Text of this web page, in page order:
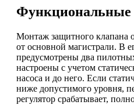
Функциональные
Монтаж защитного клапана
от основной магистрали. В
предусмотрены два
настроены с учетом
насоса и до него. Если
ниже допустимого уровня,
регулятор срабатывает,